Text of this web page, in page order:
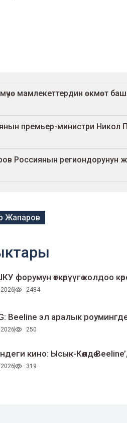
мамлекеттердин өкмөт
премьер-министри Никол
Россиянын региондорунун
Жапаров
форумун өткөрүүгө колдоо
2484
Beeline эл аралык
250
кино: Ысык-Көлдө
319